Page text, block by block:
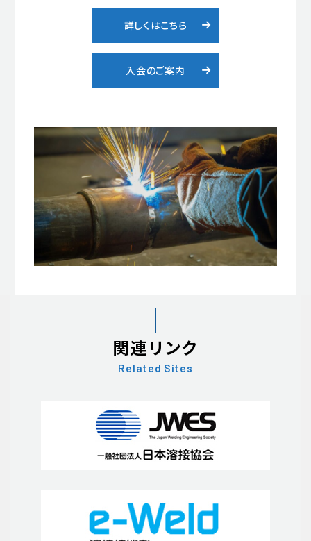
詳しくはこちら
入会のご案内
関連リンク
Related Sites